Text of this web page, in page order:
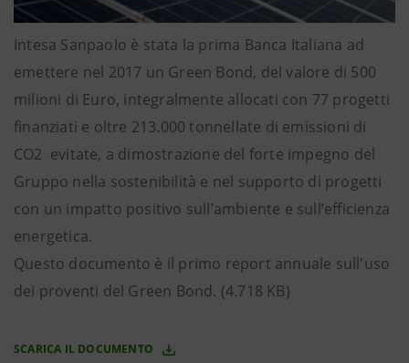
Intesa Sanpaolo è stata la prima Banca Italiana ad
emettere nel 2017 un Green Bond, del valore di 500
milioni di Euro, integralmente allocati con 77 progetti
finanziati e oltre 213.000 tonnellate di emissioni di
CO2 evitate, a dimostrazione del forte impegno del
Gruppo nella sostenibilità e nel supporto di progetti
con un impatto positivo sull’ambiente e sull’efficienza
energetica.
Questo documento è il primo report annuale sull'uso
dei proventi del Green Bond. (4.718 KB)
SCARICA IL DOCUMENTO